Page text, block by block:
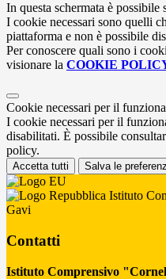
In questa schermata è
I cookie necessari sono quelli
piattaforma e non è possibile
Per conoscere quali sono i
visionare la COOKIE
Cookie necessari per il
I cookie necessari per il
disabilitati. È possibile
policy.
Accetta tutti Salva le
Istituto
Gavi
Contatti
Istituto Comprensivo